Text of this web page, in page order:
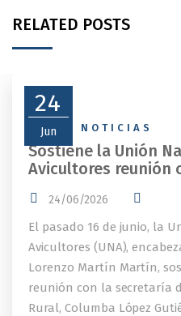
RELATED POSTS
24
Jun
NEWS NOTICIAS
Sostiene la Unión
Avicultores reunión
24/06/2026
El pasado 16 de junio, la
Avicultores (UNA),
Lorenzo Martín Martín,
reunión con la secretaría
Rural, Columba López